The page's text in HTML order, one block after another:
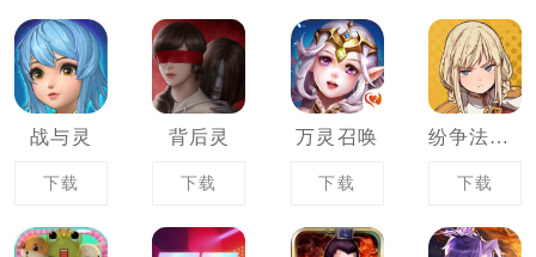
战与灵
下载
背后灵
下载
万灵召唤
下载
纷争法则大贸险
下载